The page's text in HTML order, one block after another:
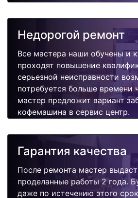
Недорогой ремонт
Все мастера наши обучены и
проходят повышение
серьезной неисправности
потребуется больше времени
мастер предложит вариант
кофемашина в сервис центр.
Гарантия качества
После ремонта мастер выдаст
проделанные работы 2 года.
даже по истечению этого